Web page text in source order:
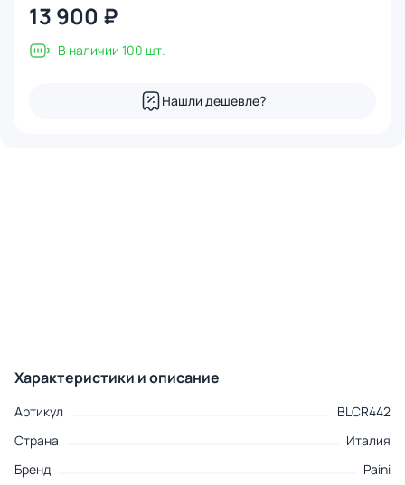
13 900 ₽
В наличии 100 шт.
Нашли дешевле?
Характеристики и описание
Артикул
BLCR442
Страна
Италия
Бренд
Paini